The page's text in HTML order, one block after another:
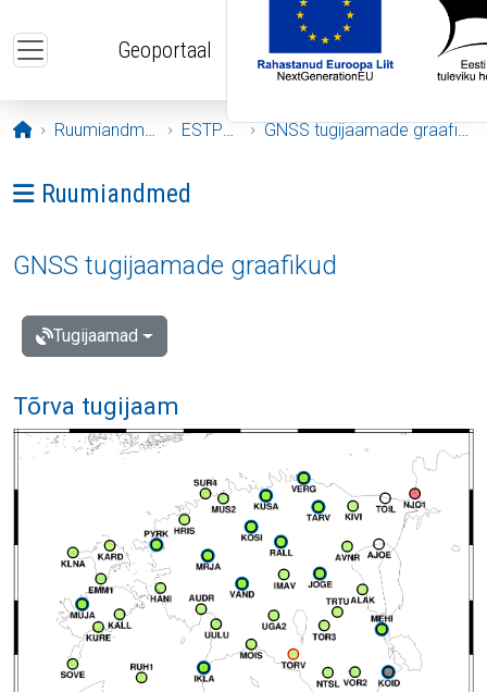
Geoportaal
Avaleht
Ruumiandmed ESTPOS GNSS tugijaamade graafikud
Ava menüü: Ruumiandmed
Ruumiandmed
GNSS tugijaamade graafikud
Tugijaamad
Tõrva tugijaam